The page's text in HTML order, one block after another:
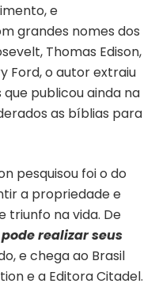
e
grandes nomes dos
Thomas Edison,
Ford, o autor extraiu
publicou ainda na
as bíblias para
pesquisou foi o do
a propriedade e
triunfo na vida. De
realizar seus
e chega ao Brasil
e a Editora Citadel.